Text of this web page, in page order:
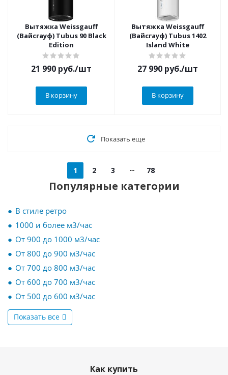
Вытяжка Weissgauff
(Вайсгауф) Tubus 90 Black
Edition
21 990 руб./шт
В корзину
Вытяжка Weissgauff
(Вайсгауф) Tubus 1402
Island White
27 990 руб./шт
В корзину
Показать еще
1 2 3 78
Популярные категории
В стиле ретро
1000 и более м3/час
От 900 до 1000 м3/час
От 800 до 900 м3/час
От 700 до 800 м3/час
От 600 до 700 м3/час
От 500 до 600 м3/час
Показать все
Как купить